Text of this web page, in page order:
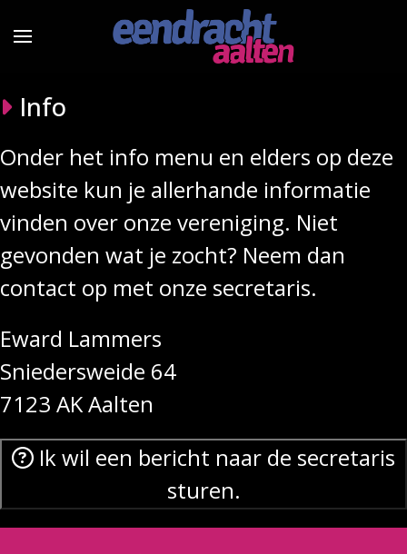
Info
Onder het info menu en elders op deze
website kun je allerhande informatie
vinden over onze vereniging. Niet
gevonden wat je zocht? Neem dan
contact op met onze secretaris.
Eward Lammers
Sniedersweide 64
7123 AK Aalten
Ik wil een bericht naar de secretaris
sturen.